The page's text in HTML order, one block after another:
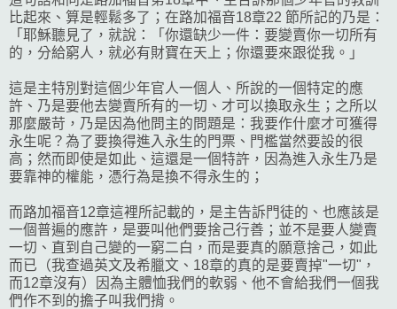
比起來、算是輕鬆多了；在路加福音18章22 節所記的乃是：
「耶穌聽見了，就說：「你還缺少一件：要變賣你一切所有
的，分給窮人，就必有財寶在天上；你還要來跟從我。」
這是主特別對這個少年官人一個人、所說的一個特定的應
許、乃是要他去變賣所有的一切、才可以換取永生；之所以
那麼嚴苛，乃是因為他問主的問題是：我要作什麼才可獲得
永生呢？為了要換得進入永生的門票、門檻當然要設的很
高；然而即使是如此、這還是一個特許，因為進入永生乃是
要靠神的權能，憑行為是換不得永生的；
而路加福音12章這裡所記載的，是主告訴門徒的、也應該是
一個普遍的應許，是要叫他們要捨己行善；並不是要人變賣
一切、直到自己變的一窮二白，而是要真的願意捨己，如此
而已（我查過英文及希臘文、18章的真的是要賣掉"一切"，
而12章沒有）因為主體恤我們的軟弱、他不會給我們一個我
們作不到的擔子叫我們揹。